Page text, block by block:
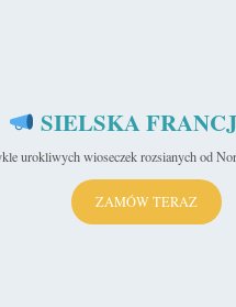
Kupującym a
elektronicznych (takich jak
od wyboru Kupującego,
1000 0098 5477 0493,
S.A. z siedzibą w
Gdańsk-Północ VIII
SIELSKA
urokliwych wioseczek rozsianych od
ZAMÓW TERAZ